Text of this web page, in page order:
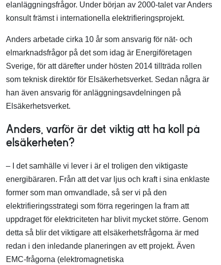
elanläggningsfrågor. Under början av 2000-talet var Anders
konsult främst i internationella elektrifieringsprojekt.
Anders arbetade cirka 10 år som ansvarig för nät- och
elmarknadsfrågor på det som idag är Energiföretagen
Sverige, för att därefter under hösten 2014 tillträda rollen
som teknisk direktör för Elsäkerhetsverket. Sedan några är
han även ansvarig för anläggningsavdelningen på
Elsäkerhetsverket.
Anders, varför är det viktig att ha koll på
elsäkerheten?
– I det samhälle vi lever i är el troligen den viktigaste
energibäraren. Från att det var ljus och kraft i sina enklaste
former som man omvandlade, så ser vi på den
elektrifieringsstrategi som förra regeringen la fram att
uppdraget för elektriciteten har blivit mycket större. Genom
detta så blir det viktigare att elsäkerhetsfrågorna är med
redan i den inledande planeringen av ett projekt. Även
EMC-frågorna (elektromagnetiska